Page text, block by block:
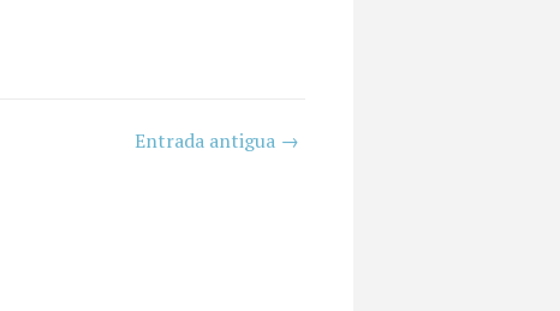
Entrada antigua →